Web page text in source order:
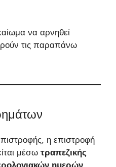
να αρνηθεί
τις παραπάνω
η επιστροφή
μέσω τραπεζικής